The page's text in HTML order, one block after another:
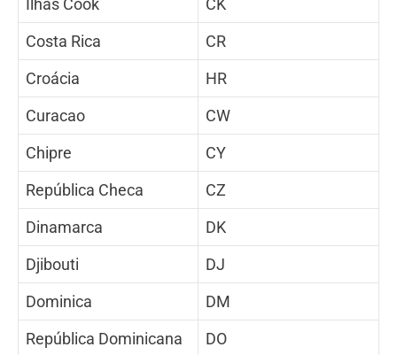
Ilhas Cook
CK
Costa Rica
CR
Croácia
HR
Curacao
CW
Chipre
CY
República Checa
CZ
Dinamarca
DK
Djibouti
DJ
Dominica
DM
República Dominicana
DO